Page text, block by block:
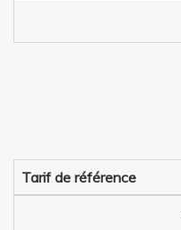
Tarif de référence